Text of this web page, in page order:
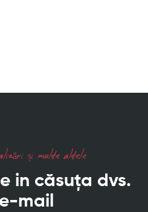
și multe altele
in căsuța dvs.
mail